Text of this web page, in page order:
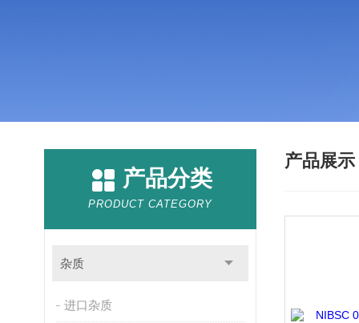
产品分类
PRODUCT CATEGORY
杂质
进口杂质
产品展示